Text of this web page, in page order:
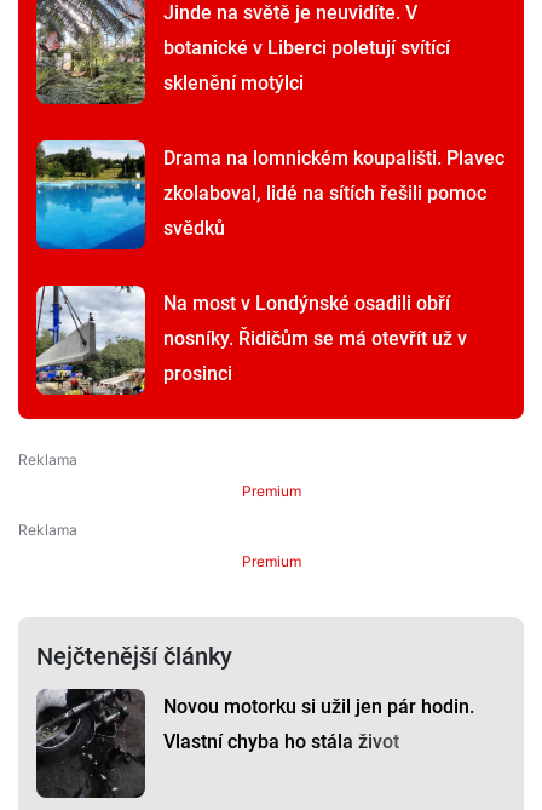
Jinde na světě je neuvidíte. V
botanické v Liberci poletují svítící
sklenění motýlci
Drama na lomnickém koupališti. Plavec
zkolaboval, lidé na sítích řešili pomoc
svědků
Na most v Londýnské osadili obří
nosníky. Řidičům se má otevřít už v
prosinci
Premium
Premium
Nejčtenější články
Novou motorku si užil jen pár hodin.
Vlastní chyba ho stála život